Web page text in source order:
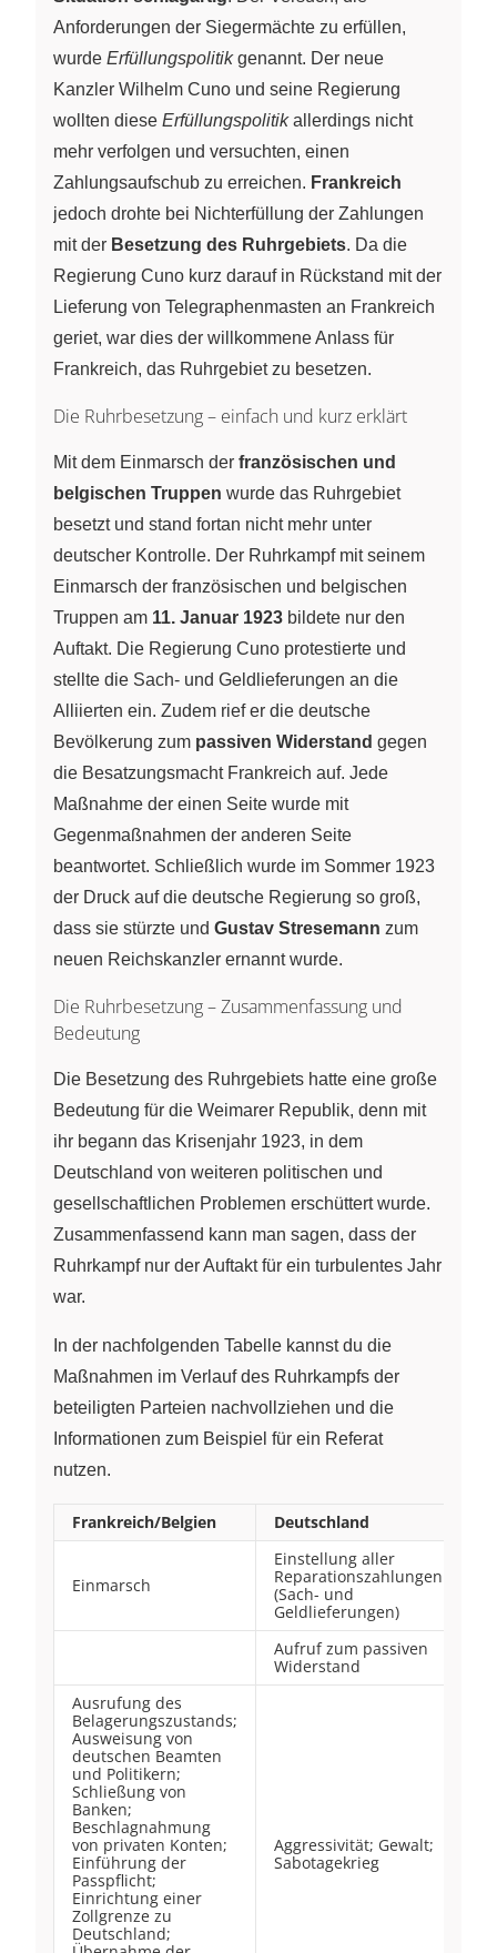
Anforderungen der Siegermächte zu erfüllen,
wurde Erfüllungspolitikgenannt. Der neue
Kanzler Wilhelm Cuno und seine Regierung
wollten diese Erfüllungspolitikallerdings nicht
mehr verfolgen und versuchten, einen
Zahlungsaufschub zu erreichen. Frankreich
jedoch drohte bei Nichterfüllung der Zahlungen
mit der Besetzung des Ruhrgebiets. Da die
Regierung Cuno kurz darauf in Rückstand mit der
Lieferung von Telegraphenmasten an Frankreich
geriet, war dies der willkommene Anlass für
Frankreich, das Ruhrgebiet zu besetzen.
Die Ruhrbesetzung – einfach und kurz erklärt
Mit dem Einmarsch der französischen und
belgischen Truppen wurde das Ruhrgebiet
besetzt und stand fortan nicht mehr unter
deutscher Kontrolle. Der Ruhrkampf mit seinem
Einmarsch der französischen und belgischen
Truppen am 11. Januar 1923 bildete nur den
Auftakt. Die Regierung Cuno protestierte und
stellte die Sach- und Geldlieferungen an die
Alliierten ein. Zudem rief er die deutsche
Bevölkerung zum passiven Widerstand gegen
die Besatzungsmacht Frankreich auf. Jede
Maßnahme der einen Seite wurde mit
Gegenmaßnahmen der anderen Seite
beantwortet. Schließlich wurde im Sommer 1923
der Druck auf die deutsche Regierung so groß,
dass sie stürzte und Gustav Stresemann zum
neuen Reichskanzler ernannt wurde.
Die Ruhrbesetzung – Zusammenfassung und
Bedeutung
Die Besetzung des Ruhrgebiets hatte eine große
Bedeutung für die Weimarer Republik, denn mit
ihr begann das Krisenjahr 1923, in dem
Deutschland von weiteren politischen und
gesellschaftlichen Problemen erschüttert wurde.
Zusammenfassend kann man sagen, dass der
Ruhrkampf nur der Auftakt für ein turbulentes Jahr
war.
In der nachfolgenden Tabelle kannst du die
Maßnahmen im Verlauf des Ruhrkampfs der
beteiligten Parteien nachvollziehen und die
Informationen zum Beispiel für ein Referat
nutzen.
Frankreich/Belgien Deutschland
Einmarsch
Einstellung aller
Reparationszahlungen
(Sach- und
Geldlieferungen)
Aufruf zum passiven
Widerstand
Ausrufung des
Belagerungszustands;
Ausweisung von
deutschen Beamten
und Politikern;
Schließung von
Banken;
Beschlagnahmung
von privaten Konten;
Einführung der
Passpflicht;
Einrichtung einer
Zollgrenze zu
Deutschland;
Aggressivität; Gewalt;
Sabotagekrieg